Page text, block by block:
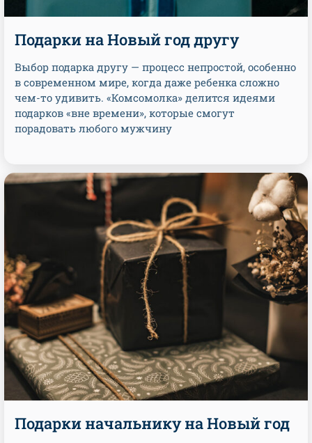
Подарки на Новый год другу
Выбор подарка другу — процесс непростой, особенно
в современном мире, когда даже ребенка сложно
чем-то удивить. «Комсомолка» делится идеями
подарков «вне времени», которые смогут
порадовать любого мужчину
Подарки начальнику на Новый год